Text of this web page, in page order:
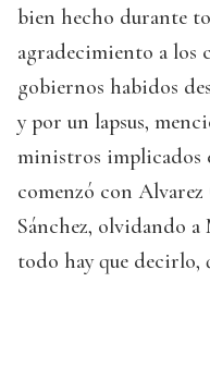
bien hecho durante
agradecimiento a los
gobiernos habidos
y por un lapsus,
ministros implicados
comenzó con
Sánchez, olvidando
todo hay que decirlo,